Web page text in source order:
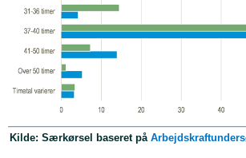
Kilde: Særkørsel baseret på